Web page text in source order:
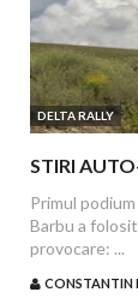
DELTA RALLY
STIRI
Primul
Barbu a
provocare: ...
CONSTANTIN